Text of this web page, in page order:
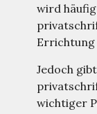
wird
Errichtung
Jedoch
wichtiger